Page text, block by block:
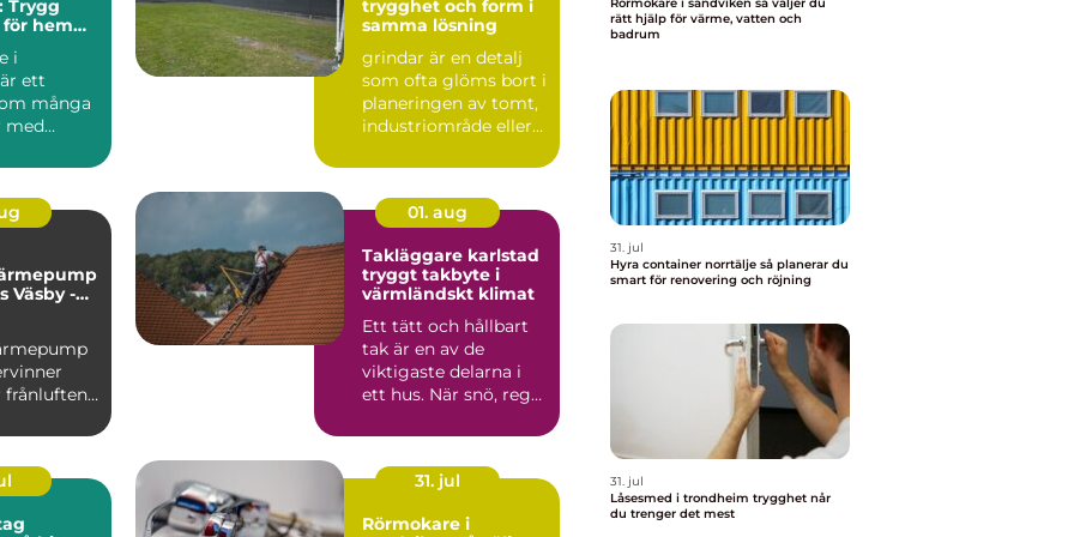
Trygg
för hem
i
ett
många
med
trygghet och form i
samma lösning
grindar är en detalj
som ofta glöms bort i
planeringen av tomt,
industriområde eller
Väsby -
frånluften
01. aug
Takläggare karlstad
tryggt takbyte i
värmländskt klimat
Ett tätt och hållbart
tak är en av de
viktigaste delarna i
ett hus. När snö, regn
31. jul
Rörmokare i
rätt hjälp för värme, vatten och
badrum
31. jul
Hyra container norrtälje så planerar du
smart för renovering och röjning
31. jul
Låsesmed i trondheim trygghet når
du trenger det mest